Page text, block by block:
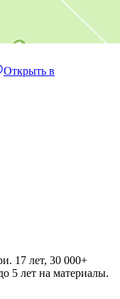
Открыть в
17 лет, 30 000+
5 лет на материалы.